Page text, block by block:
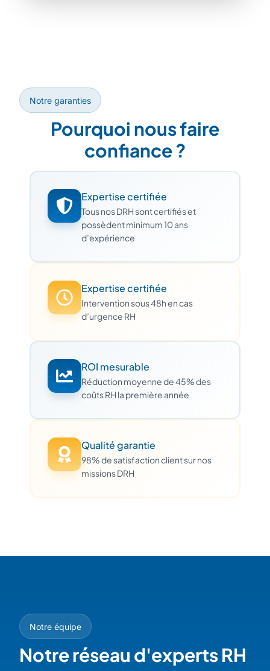
Notre garanties
Pourquoi nous faire
confiance ?
Expertise certifiée
Tous nos DRH sont certifiés et
possèdent minimum 10 ans
d’expérience
Expertise certifiée
Intervention sous 48h en cas
d’urgence RH
ROI mesurable
Réduction moyenne de 45% des
coûts RH la première année
Qualité garantie
98% de satisfaction client sur nos
missions DRH
Notre équipe
Notre réseau d'experts RH